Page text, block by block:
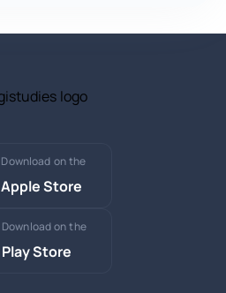
Download on the
Apple Store
Download on the
Play Store